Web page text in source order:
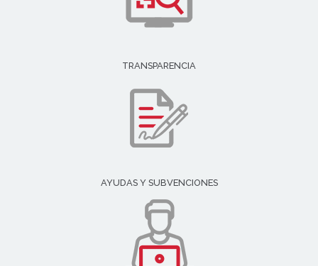
TRANSPARENCIA
AYUDAS Y SUBVENCIONES